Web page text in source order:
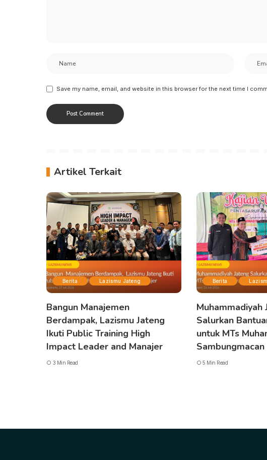
Save my name, email, and website in this browser for the next time I
Artikel Terkait
Berita Lazismu Jateng
Bangun Manajemen
Berdampak, Lazismu Jateng
Ikuti Public Training High
Impact Leader and Manajer
3 Min Read
Berita
Muhammadiyah
Salurkan
untuk MTs
Sambungmacan
5 Min Read